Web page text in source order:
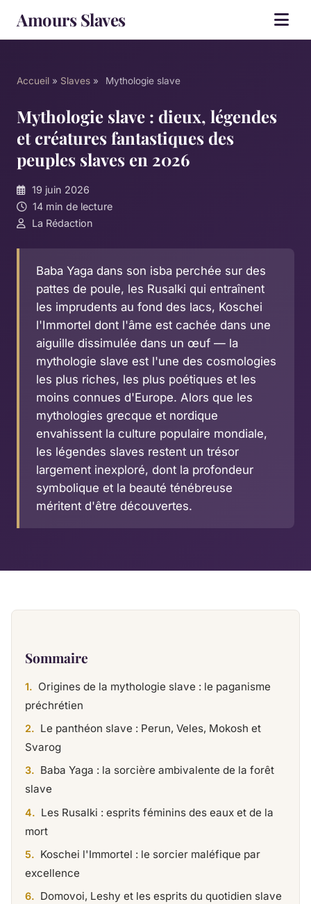
Amours Slaves
Accueil » Slaves » Mythologie slave
Mythologie slave : dieux, légendes
et créatures fantastiques des
peuples slaves en 2026
19 juin 2026
14 min de lecture
La Rédaction
Baba Yaga dans son isba perchée sur des
pattes de poule, les Rusalki qui entraînent
les imprudents au fond des lacs, Koschei
l'Immortel dont l'âme est cachée dans une
aiguille dissimulée dans un œuf — la
mythologie slave est l'une des cosmologies
les plus riches, les plus poétiques et les
moins connues d'Europe. Alors que les
mythologies grecque et nordique
envahissent la culture populaire mondiale,
les légendes slaves restent un trésor
largement inexploré, dont la profondeur
symbolique et la beauté ténébreuse
méritent d'être découvertes.
Sommaire
Origines de la mythologie slave : le paganisme
préchrétien
Le panthéon slave : Perun, Veles, Mokosh et
Svarog
Baba Yaga : la sorcière ambivalente de la forêt
slave
Les Rusalki : esprits féminins des eaux et de la
mort
Koschei l'Immortel : le sorcier maléfique par
excellence
Domovoi, Leshy et les esprits du quotidien slave